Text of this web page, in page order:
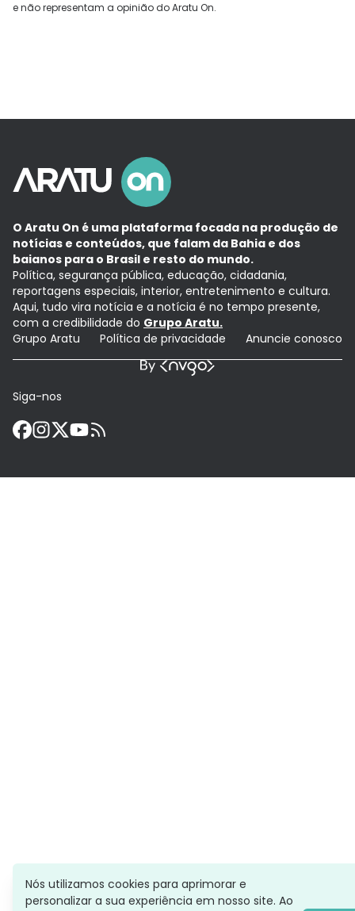
e não representam a opinião do Aratu On.
O Aratu On é uma plataforma focada na produção de
notícias e conteúdos, que falam da Bahia e dos
baianos para o Brasil e resto do mundo.
Política, segurança pública, educação, cidadania,
reportagens especiais, interior, entretenimento e cultura.
Aqui, tudo vira notícia e a notícia é no tempo presente,
com a credibilidade do Grupo Aratu.
Grupo Aratu
Política de privacidade Anuncie conosco
Siga-nos
Nós utilizamos cookies para aprimorar e
personalizar a sua experiência em nosso site. Ao